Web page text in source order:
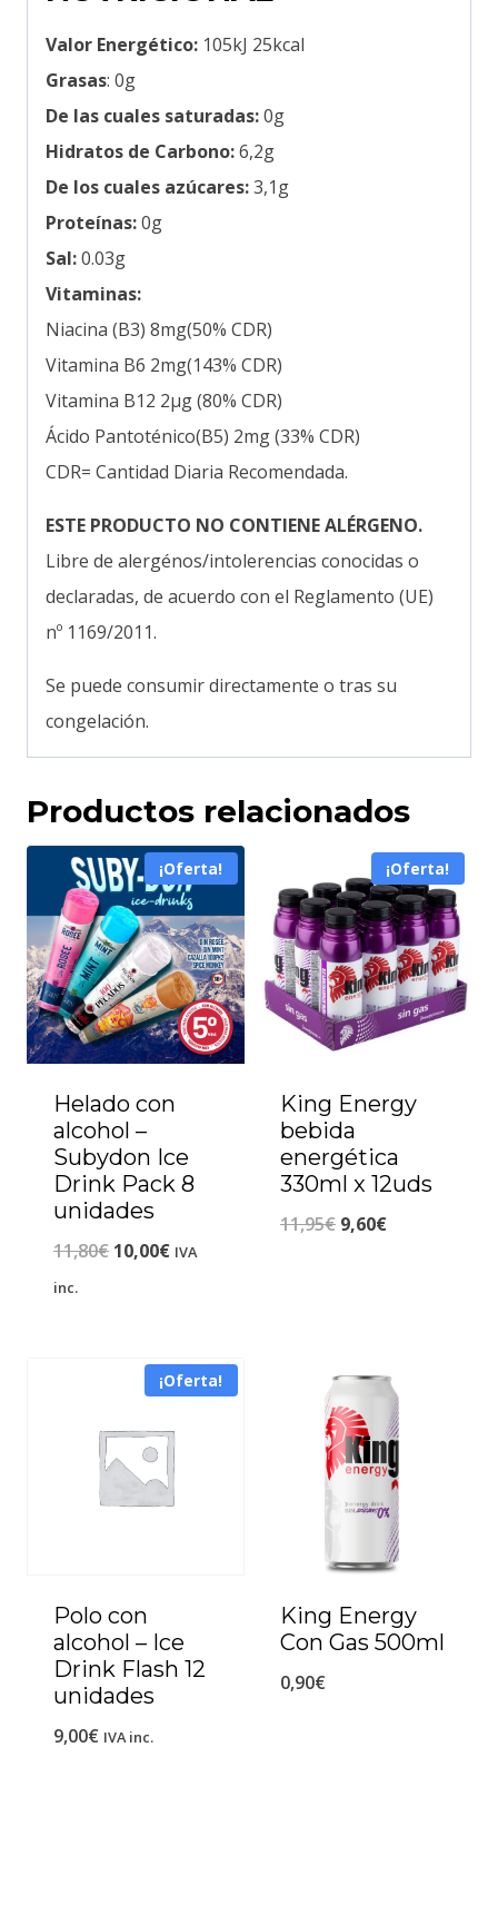
Valor Energético: 105kJ 25kcal
Grasas: 0g
De las cuales saturadas:0g
Hidratos de Carbono:6,2g
De los cuales azúcares:3,1g
Proteínas:0g
Sal:0.03g
Vitaminas:
Niacina (B3) 8mg(50% CDR)
Vitamina B6 2mg(143% CDR)
Vitamina B12 2μg (80% CDR)
Ácido Pantoténico(B5) 2mg (33% CDR)
CDR= Cantidad Diaria Recomendada.
ESTE PRODUCTO NO CONTIENE ALÉRGENO.
Libre de alergénos/intolerencias conocidas o
declaradas, de acuerdo con el Reglamento (UE)
nº 1169/2011.
Se puede consumir directamente o tras su
congelación.
Productos relacionados
¡Oferta!
Helado con
alcohol –
Subydon Ice
Drink Pack 8
unidades
11,80€ 10,00€ IVA
inc.
¡Oferta!
King Energy
bebida
energética
330ml x 12uds
11,95€ 9,60€
¡Oferta!
Polo con
alcohol – Ice
Drink Flash 12
unidades
9,00€ IVA inc.
King Energy
Con Gas 500ml
0,90€